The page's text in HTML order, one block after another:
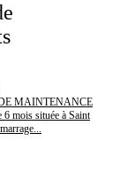
DE MAINTENANCE
mois située à Saint